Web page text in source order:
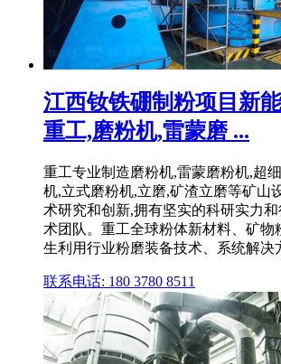
江西钕铁硼制粉项目新
重工,磨粉机,雷蒙磨 ...
重工专业制造磨粉机,雷蒙磨粉机,超
机,立式磨粉机,立磨,矿渣立磨等矿山
术研究和创新,拥有坚实的科研实力
术团队。重工全球粉体新材料、矿物
生利用行业粉磨装备技术、系统解决
联系电话: 180 3780 8511